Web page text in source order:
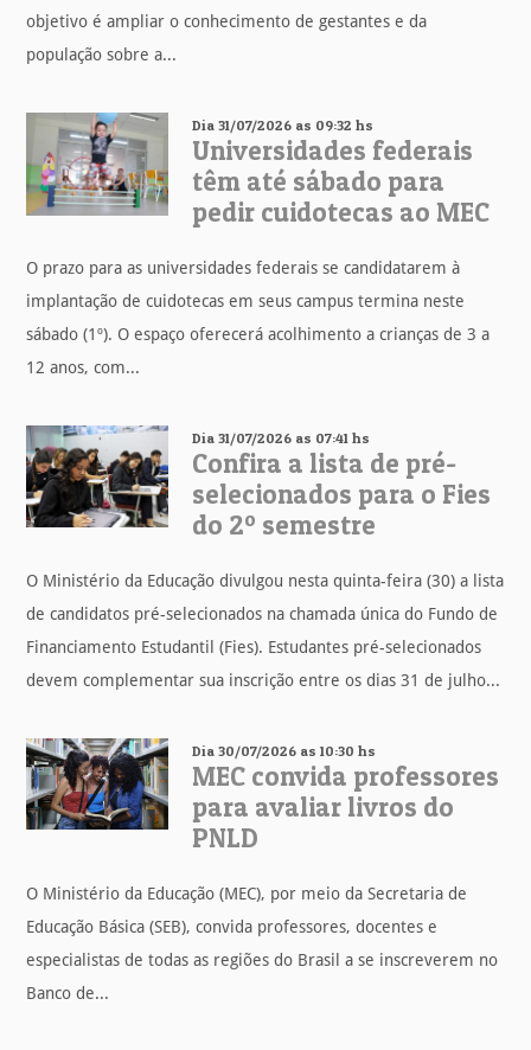
objetivo é ampliar o conhecimento de gestantes e da
população sobre a...
Dia 31/07/2026 as 09:32 hs
Universidades federais
têm até sábado para
pedir cuidotecas ao MEC
O prazo para as universidades federais se candidatarem à
implantação de cuidotecas em seus campus termina neste
sábado (1º). O espaço oferecerá acolhimento a crianças de 3 a
12 anos, com...
Dia 31/07/2026 as 07:41 hs
Confira a lista de pré-
selecionados para o Fies
do 2º semestre
O Ministério da Educação divulgou nesta quinta-feira (30) a lista
de candidatos pré-selecionados na chamada única do Fundo de
Financiamento Estudantil (Fies). Estudantes pré-selecionados
devem complementar sua inscrição entre os dias 31 de julho...
Dia 30/07/2026 as 10:30 hs
MEC convida professores
para avaliar livros do
PNLD
O Ministério da Educação (MEC), por meio da Secretaria de
Educação Básica (SEB), convida professores, docentes e
especialistas de todas as regiões do Brasil a se inscreverem no
Banco de...